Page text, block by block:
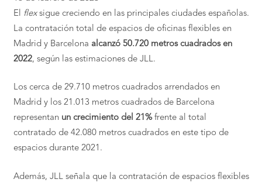
El flexsigue creciendo en las principales ciudades españolas.
La contratación total de espacios de oficinas flexibles en
Madrid y Barcelona alcanzó 50.720 metros cuadrados en
2022, según las estimaciones de JLL.
Los cerca de 29.710 metros cuadrados arrendados en
Madrid y los 21.013 metros cuadrados de Barcelona
representan un crecimiento del 21%frente al total
contratado de 42.080 metros cuadrados en este tipo de
espacios durante 2021.
Además, JLL señala que la contratación de espacios flexibles